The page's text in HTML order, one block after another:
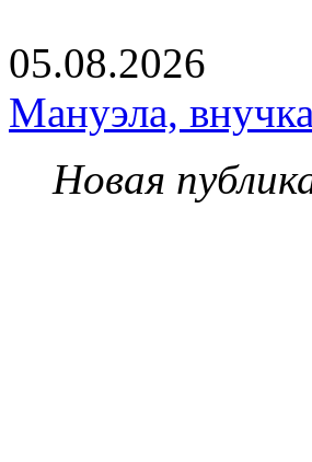
05.08.2026
Мануэла,
Новая